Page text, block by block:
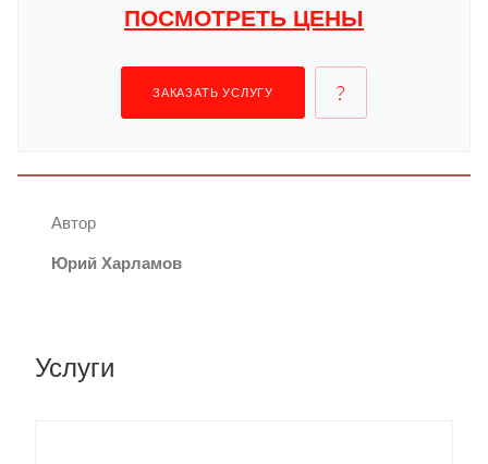
ПОСМОТРЕТЬ ЦЕНЫ
ЗАКАЗАТЬ УСЛУГУ
Автор
Юрий Харламов
Услуги